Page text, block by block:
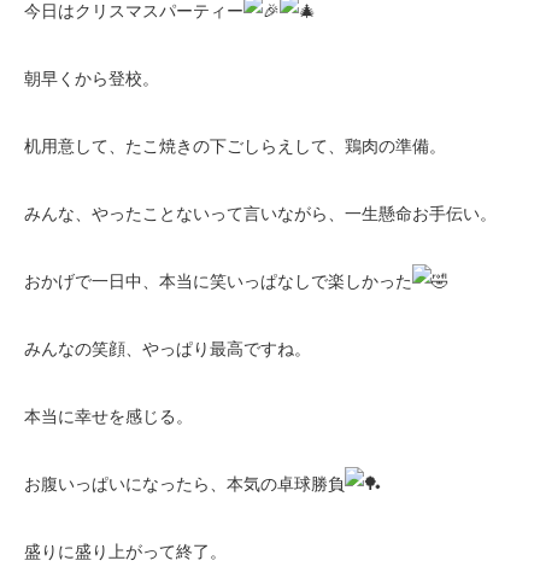
今日はクリスマスパーティー
朝早くから登校。
机用意して、たこ焼きの下ごしらえして、鶏肉の準備。
みんな、やったことないって言いながら、一生懸命お手伝い。
おかげで一日中、本当に笑いっぱなしで楽しかった
みんなの笑顔、やっぱり最高ですね。
本当に幸せを感じる。
お腹いっぱいになったら、本気の卓球勝負
盛りに盛り上がって終了。